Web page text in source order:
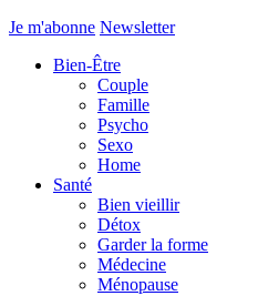
Je m'abonne Newsletter
Bien-Être
Couple
Famille
Psycho
Sexo
Home
Santé
Bien vieillir
Détox
Garder la forme
Médecine
Ménopause